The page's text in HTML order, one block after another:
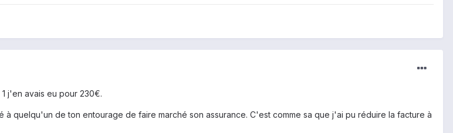
j'en avais eu pour 230€.
à quelqu'un de ton entourage de faire marché son assurance. C'est comme sa que j'ai pu réduire la facture à